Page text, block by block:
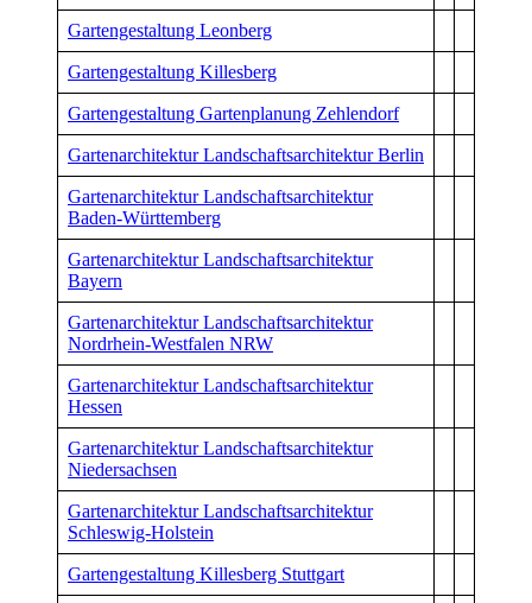
Gartengestaltung Leonberg
Gartengestaltung Killesberg
Gartengestaltung Gartenplanung Zehlendorf
Gartenarchitektur Landschaftsarchitektur Berlin
Gartenarchitektur Landschaftsarchitektur
Baden-Württemberg
Gartenarchitektur Landschaftsarchitektur
Bayern
Gartenarchitektur Landschaftsarchitektur
Nordrhein-Westfalen NRW
Gartenarchitektur Landschaftsarchitektur
Hessen
Gartenarchitektur Landschaftsarchitektur
Niedersachsen
Gartenarchitektur Landschaftsarchitektur
Schleswig-Holstein
Gartengestaltung Killesberg Stuttgart